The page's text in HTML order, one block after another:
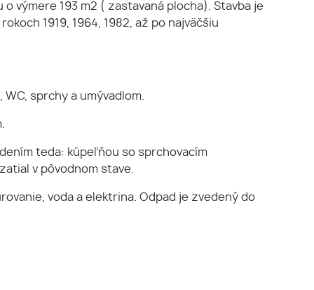
výmere 193 m2 ( zastavaná plocha). Stavba je
1919, 1964, 1982, až po najväčšiu
sprchy a umývadlom.
teda: kúpeľňou so sprchovacím
v pôvodnom stave.
voda a elektrina. Odpad je zvedený do